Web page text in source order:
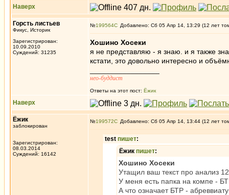
Наверх
Горсть листьев
Фикус, Историк
Зарегистрирован:
10.09.2010
Суждений: 31235
№199564 Добавлено: Сб 05 Апр 14, 13:29 (12 лет
Хошино Хосеки
я не представляю - я знаю. и я также
кстати, это довольно интересно и
нео-буддист
Ответы на этот пост: Ёжик
Наверх
Ёжик
заблокирован
Зарегистрирован:
08.03.2014
Суждений: 16142
№199572 Добавлено: Сб 05 Апр 14, 13:44 (12 лет
test пишет:
Ёжик пишет:
Хошино Хосеки
Утащил ваш текст про анализ 12
У меня есть папка на компе -
А что означает БТР -